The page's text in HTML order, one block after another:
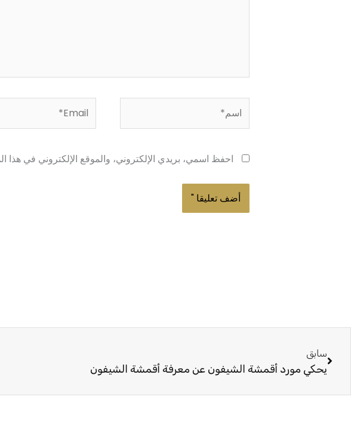
احفظ اسمي، بريدي الإلكتروني، والموقع الإلكتروني في هذا
سابق
يحكي مورد أقمشة الشيفون عن معرفة أقمشة الشيفون